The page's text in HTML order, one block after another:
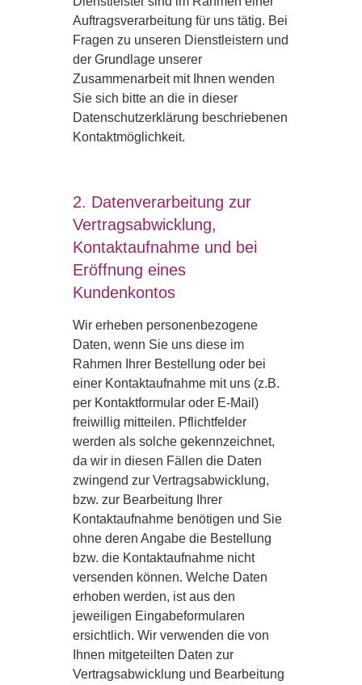
Auftragsverarbeitung für uns tätig. Bei
Fragen zu unseren Dienstleistern und
der Grundlage unserer
Zusammenarbeit mit Ihnen wenden
Sie sich bitte an die in dieser
Datenschutzerklärung beschriebenen
Kontaktmöglichkeit.
2. Datenverarbeitung zur
Vertragsabwicklung,
Kontaktaufnahme und bei
Eröffnung eines
Kundenkontos
Wir erheben personenbezogene
Daten, wenn Sie uns diese im
Rahmen Ihrer Bestellung oder bei
einer Kontaktaufnahme mit uns (z.B.
per Kontaktformular oder E-Mail)
freiwillig mitteilen. Pflichtfelder
werden als solche gekennzeichnet,
da wir in diesen Fällen die Daten
zwingend zur Vertragsabwicklung,
bzw. zur Bearbeitung Ihrer
Kontaktaufnahme benötigen und Sie
ohne deren Angabe die Bestellung
bzw. die Kontaktaufnahme nicht
versenden können. Welche Daten
erhoben werden, ist aus den
jeweiligen Eingabeformularen
ersichtlich. Wir verwenden die von
Ihnen mitgeteilten Daten zur
Vertragsabwicklung und Bearbeitung